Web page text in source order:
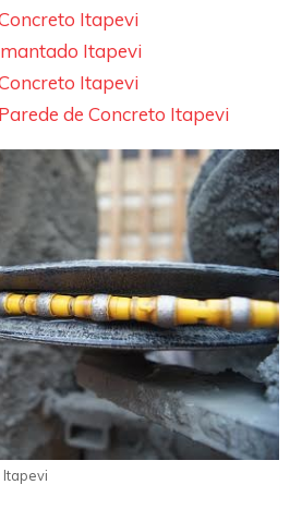
Itapevi
Itapevi
Itapevi
de Concreto Itapevi
Itapevi